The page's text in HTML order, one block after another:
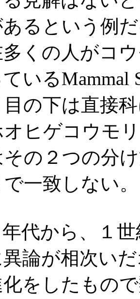
るという例
くの人がコ
いるMammal
目の下は直接
オヒゲコウモ
その２つの分
一致しない。
年代から、１
論が相次い
をしたもの